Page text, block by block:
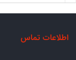
اطلاعات تماس